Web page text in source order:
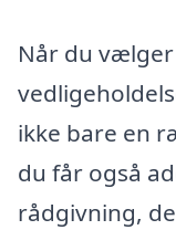
Når du
ikke bare en
du får også
rådgivning,